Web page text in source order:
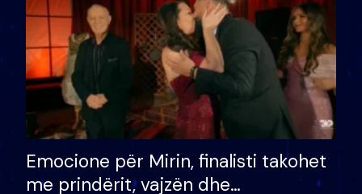
Emocione për Mirin, finalisti takohet
me prindërit, vajzën dhe